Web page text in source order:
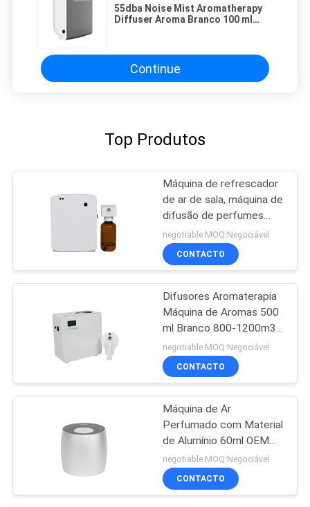
55dba Noise Mist Aromatherapy
Diffuser Aroma Branco 100 ml
Continue
Top Produtos
Máquina de refrescador
de ar de sala, máquina de
difusão de perfumes
para banheiro
negotiable MOQ:Negociável
CONTACTO
Difusores Aromaterapia
Máquina de Aromas 500
ml Branco 800-1200m3
Cobertura de Aromas
negotiable MOQ:Negociável
CONTACTO
Máquina de Ar
Perfumado com Material
de Alumínio 60ml OEM
Mini Difusor Sem Água
Branco
negotiable MOQ:Negociável
CONTACTO